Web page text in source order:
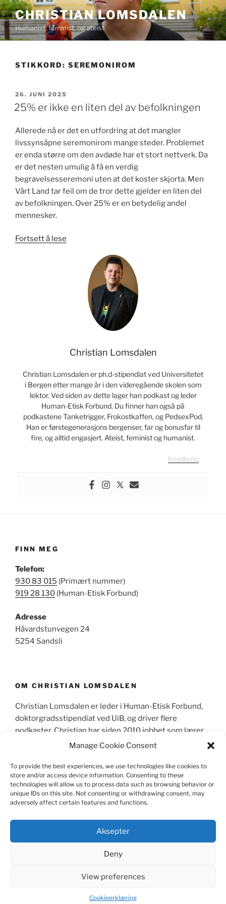
Manage Cookie Consent
To provide the best experiences, we use technologies like cookies to
store and/or access device information. Consenting to these
technologies will allow us to process data such as browsing behavior or
unique IDs on this site. Not consenting or withdrawing consent, may
adversely affect certain features and functions.
Aksepter
Deny
View preferences
Cookieerklæring
Gå
til
innhold
CHRISTIAN LOMSDALEN
Humanist, feminist, og ateist
STIKKORD: SEREMONIROM
PUBLISERT
26. JUNI 2025
25% er ikke en liten del av befolkningen
Allerede nå er det en utfordring at det mangler
livssynsåpne seremonirom mange steder. Problemet
er enda større om den avdøde har et stort nettverk. Da
er det nesten umulig å få en verdig
begravelsesseremoni uten at det koster skjorta. Men
Vårt Land tar feil om de tror dette gjelder en liten del
av befolkningen. Over 25% er en betydelig andel
mennesker.
Fortsett å lese
befolkningen»
Christian Lomsdalen
Christian Lomsdalen er ph.d-stipendiat ved Universitetet
i Bergen etter mange år i den videregående skolen som
lektor. Ved siden av dette lager han podkast og leder
Human-Etisk Forbund. Du finner han også på
podkastene Tanketrigger, Frokostkaffen, og PedsexPod.
Han er førstegenerasjons bergenser, far og bonusfar til
fire, og alltid engasjert. Ateist, feminist og humanist.
lmsdln.no
FINN MEG
Telefon:
930 83 015 (Primært nummer)
919 28 130 (Human-Etisk Forbund)
Adresse
Håvardstunvegen 24
5254 Sandsli
OM CHRISTIAN LOMSDALEN
Christian Lomsdalen er leder i Human-Etisk Forbund,
doktorgradsstipendiat ved UiB, og driver flere
podkaster. Christian har siden 2010 jobbet som lærer,
primært sett som lektor i videregående skole og
norske aviser.